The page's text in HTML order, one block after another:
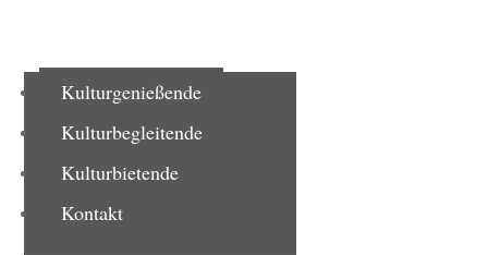
Kulturgenießende
Kulturbegleitende
Kulturbietende
Kontakt